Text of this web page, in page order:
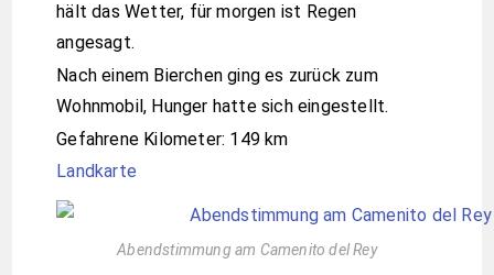
hält das Wetter, für morgen ist Regen
angesagt.
Nach einem Bierchen ging es zurück zum
Wohnmobil, Hunger hatte sich eingestellt.
Gefahrene Kilometer: 149 km
Landkarte
Abendstimmung am Camenito del Rey​